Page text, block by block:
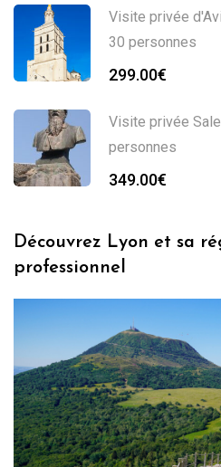
Visite privée
30 personnes
299.00€
Visite privée
personnes
349.00€
Découvrez Lyon et sa
professionnel